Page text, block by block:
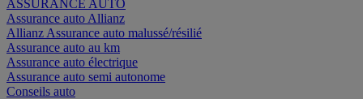
ASSURANCE AUTO
Assurance auto Allianz
Allianz Assurance auto malussé/résilié
Assurance auto au km
Assurance auto électrique
Assurance auto semi autonome
Conseils auto